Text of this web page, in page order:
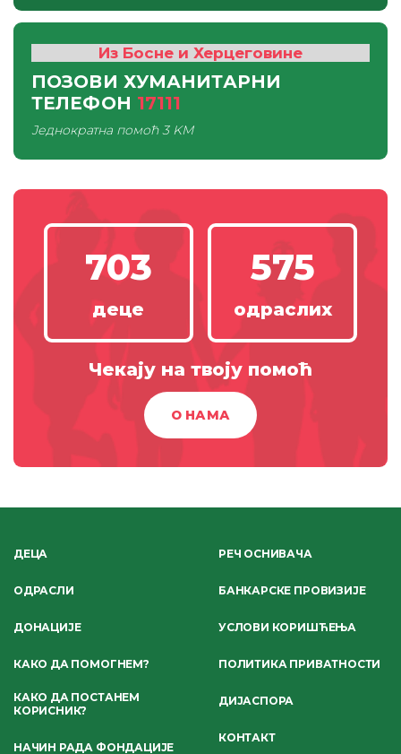
Из Босне и Херцеговине
ПОЗОВИ ХУМАНИТАРНИ
ТЕЛЕФОН 17111
Једнократна помоћ3 KM
703
деце
575
одраслих
Чекају на твоју помоћ
О НАМА
ДЕЦА
ОДРАСЛИ
ДОНАЦИЈЕ
КАКО ДА ПОМОГНЕМ?
КАКО ДА ПОСТАНЕМ
КОРИСНИК?
НАЧИН РАДА ФОНДАЦИЈЕ
РЕЧ ОСНИВАЧА
БАНКАРСКЕ ПРОВИЗИЈЕ
УСЛОВИ КОРИШЋЕЊА
ПОЛИТИКА ПРИВАТНОСТИ
ДИЈАСПОРА
КОНТАКТ